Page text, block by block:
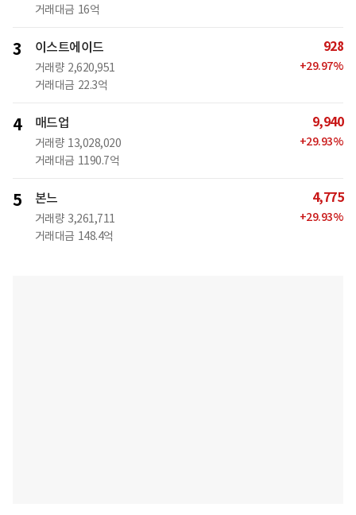
거래대금 16억
3 이스트에이드
거래량 2,620,951
거래대금 22.3억
928
+29.97%
4 매드업
거래량 13,028,020
거래대금 1190.7억
9,940
+29.93%
5 본느
거래량 3,261,711
거래대금 148.4억
4,775
+29.93%